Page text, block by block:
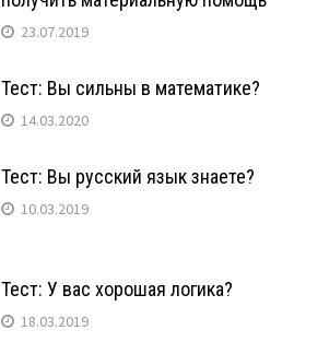
23.07.2019
Тест: Вы сильны в математике?
14.03.2020
Тест: Вы русский язык знаете?
10.03.2019
Тест: У вас хорошая логика?
18.03.2019